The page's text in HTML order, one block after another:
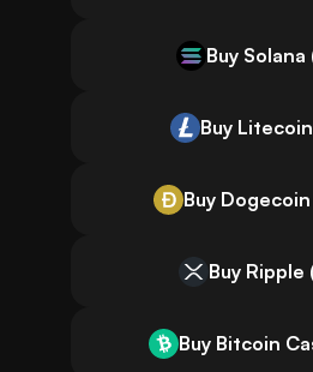
Buy Solana
Buy
Buy Dogecoin
Buy Ripple
Buy Bitcoin